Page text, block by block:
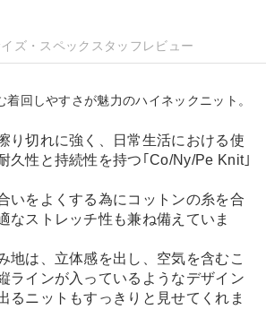
ズ・スペック スタッフレビュー
着回しやすさが魅力のハイネックニット。
り切れに強く、日常生活における使
久性と持続性を持つ｢Co/Ny/Pe Knit｣
いをよくする為にコットンの糸を合
なストレッチ性も兼ね備えていま
地は、立体感を出し、空気を含むこ
ラインが入っているようなデザイン
るニットもすっきりと見せてくれま